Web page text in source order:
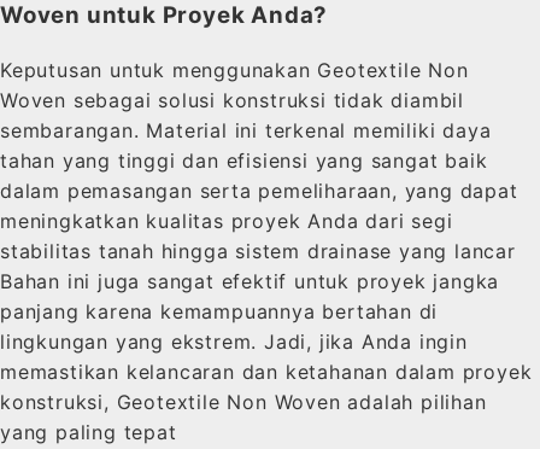
Woven untuk Proyek Anda?
Keputusan untuk menggunakan Geotextile Non
Woven sebagai solusi konstruksi tidak diambil
sembarangan. Material ini terkenal memiliki daya
tahan yang tinggi dan efisiensi yang sangat baik
dalam pemasangan serta pemeliharaan, yang dapat
meningkatkan kualitas proyek Anda dari segi
stabilitas tanah hingga sistem drainase yang lancar
Bahan ini juga sangat efektif untuk proyek jangka
panjang karena kemampuannya bertahan di
lingkungan yang ekstrem. Jadi, jika Anda ingin
memastikan kelancaran dan ketahanan dalam proyek
konstruksi, Geotextile Non Woven adalah pilihan
yang paling tepat